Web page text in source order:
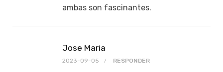
ambas son fascinantes.
Jose Maria
2023-09-05 RESPONDER